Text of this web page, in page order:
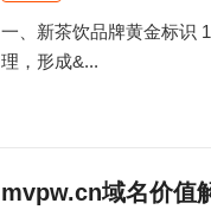
一、新茶饮品牌黄金标识​
理，形成&...
mvpw.cn域名价值